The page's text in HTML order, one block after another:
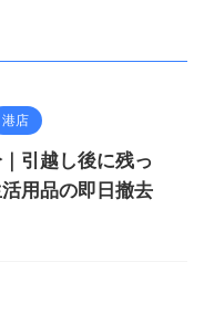
港店
引越し後に残っ
用品の即日撤去